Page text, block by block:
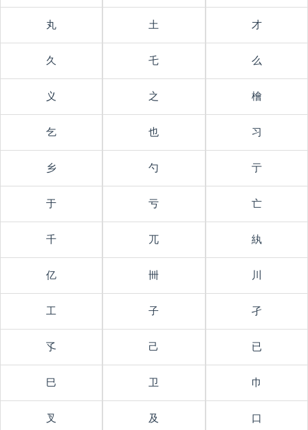
丸 土 才
久 乇 么
义 之 檜
乞 也 习
乡 勺 亍
于 亏 亡
千 兀 紈
亿 卌 川
工 子 孑
孓 己 已
巳 卫 巾
叉 及 口